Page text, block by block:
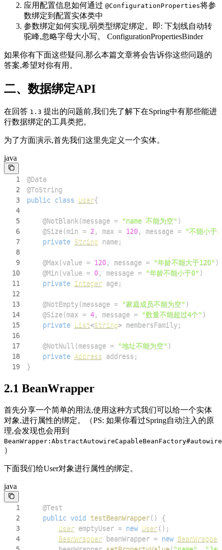
应用配置信息如何通过 @ConfigurationProperties将参
数绑定到配置实体类中
参数绑定如何实现,弱类型绑定绑定。即: 下划线自动转
驼峰,忽略字母大小写。 ConfigurationPropertiesBinder
如果你有下面这些疑问,那么本篇文章将会告诉你这些问题的
答案,希望对你有用。
二、数据绑定API
在回答 1.3 提出的问题前,我们先了解下在Spring中有那些能进
行数据绑定的工具类把。
为了方面演示,首先我们这里先定义一个实体。
java
1
@Data
2
@ToString
3
public class User{
4
5
@NotBlank (message = "name 不能为空")
6
@Size(min = 2 , max = 120, message =
"不能小于
7
private String name;
8
9
@Max (value = 120, message = "年龄不能大于120")
10
@Min (value = 0, message = "年龄不能小于0")
11
private Integer age;
12
13
@NotEmpty(message = "家庭成员不能为空")
14
@Size(max = 4, message = "数量不能超过4个")
15
private List<String> membersFamily;
16
17
@NotNull (message = "地址不能为空")
18
private Address address ;
19
}
2.1 BeanWrapper
首先分享一个简单的用法,使用这种方式我们可以给一个实体
对象,进行属性的绑定。（PS: 如果你看过Spring自动注入的原
理,会发现也会用到
）
下面我们给User对象进行属性的绑定。
java
1
@Test
2
public void testBeanWrapper( )
{
3
User emptyUser = new User( ) ;
4
BeanWrapper beanWrapper = new